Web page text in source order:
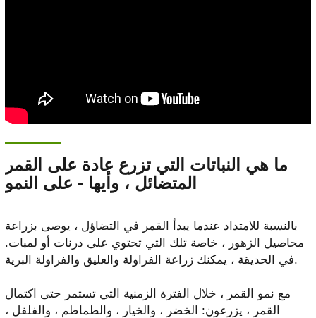
ما هي النباتات التي تزرع عادة على القمر
المتضائل ، وأيها - على النمو
بالنسبة للامتداد عندما يبدأ القمر في التضاؤل ​​، يوصى بزراعة
محاصيل الزهور ، خاصة تلك التي تحتوي على درنات أو لمبات.
في الحديقة ، يمكنك زراعة الفراولة والعليق والفراولة البرية.
مع نمو القمر ، خلال الفترة الزمنية التي تستمر حتى اكتمال
القمر ، يزرعون: الخضر ، والخيار ، والطماطم ، والفلفل ،